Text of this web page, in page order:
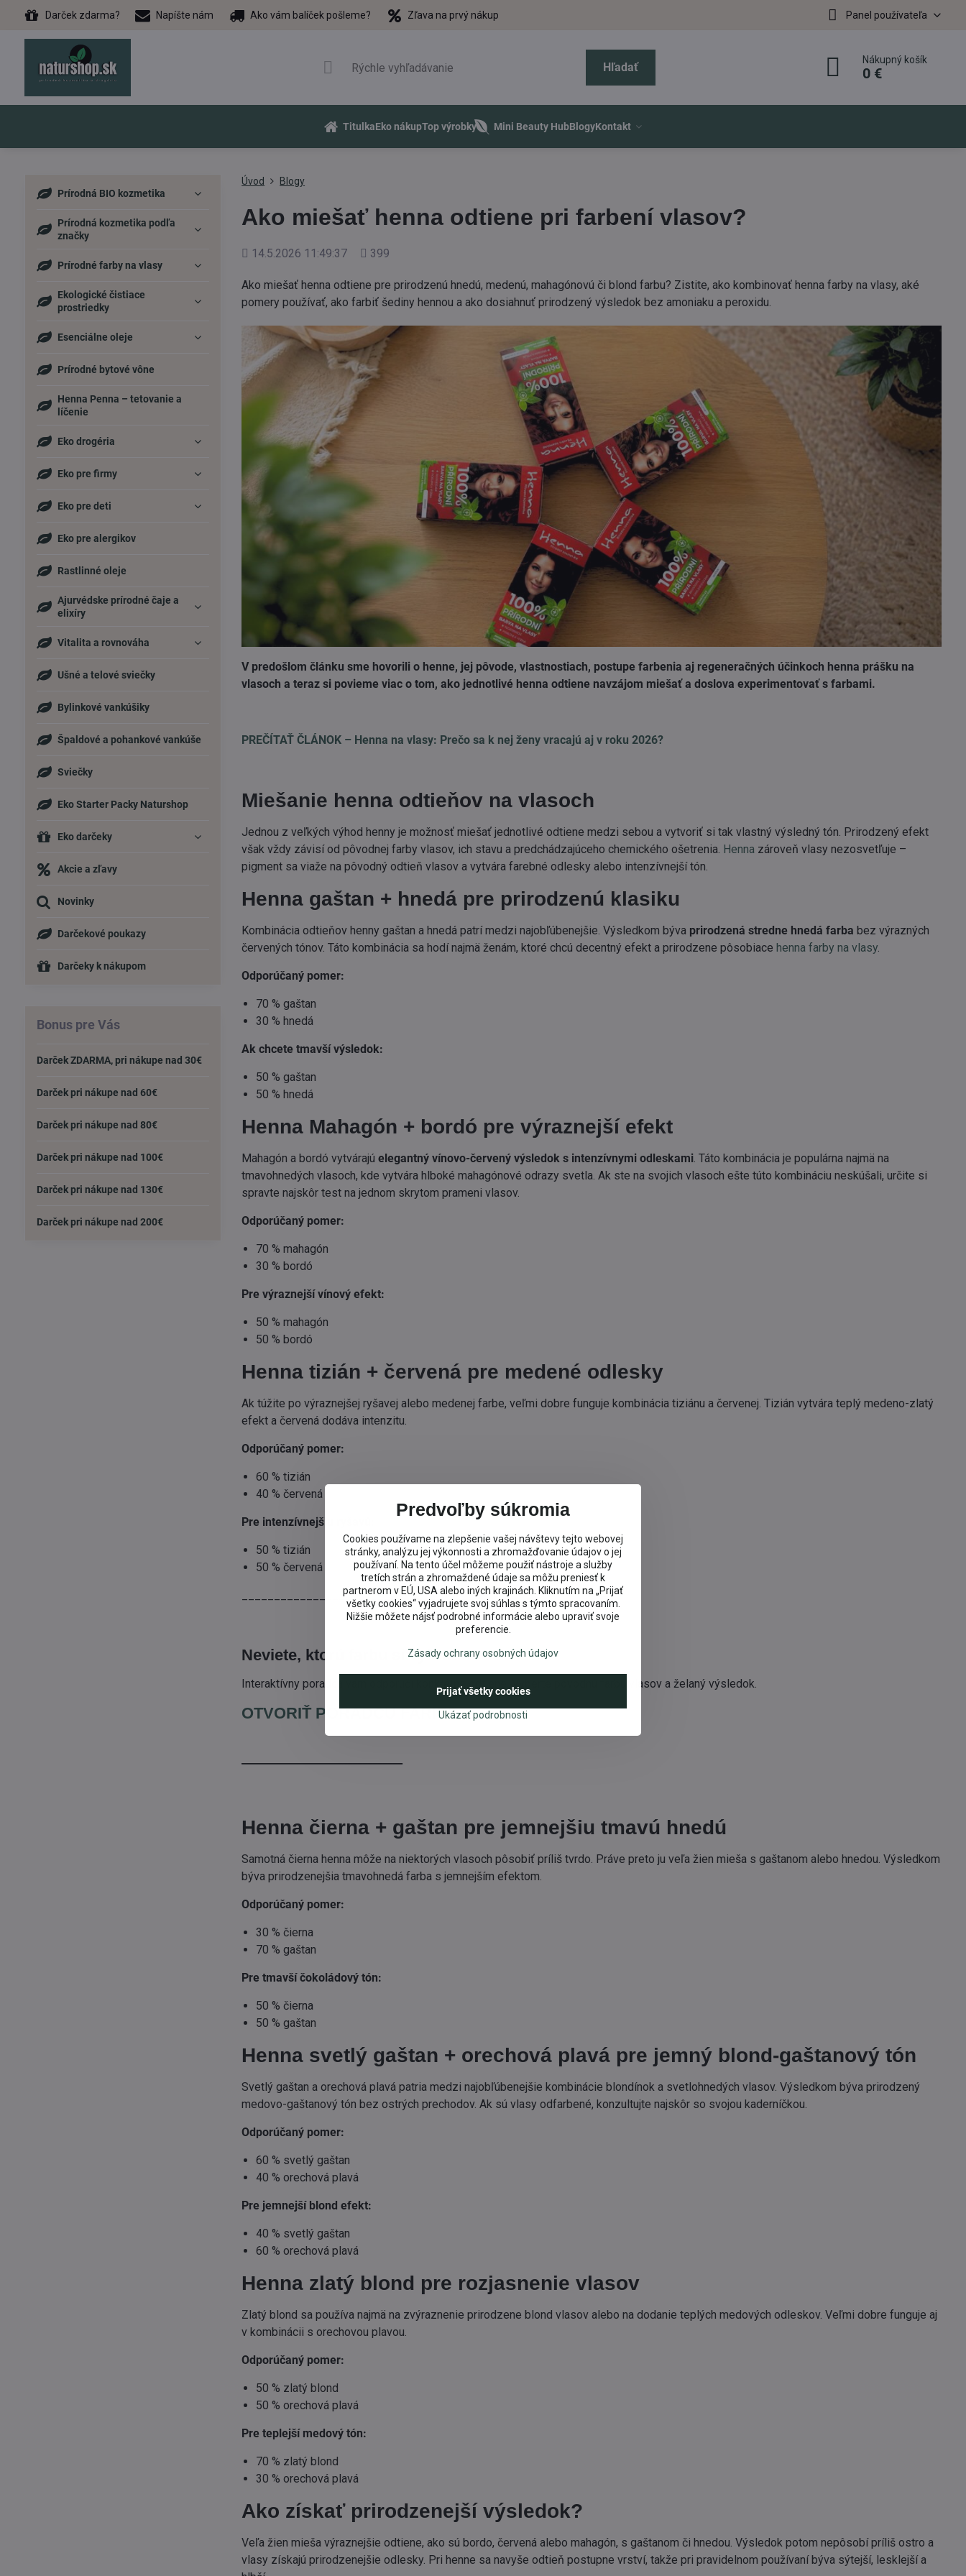
Darček zdarma? Napíšte nám Ako vám balíček pošleme? Zľava na prvý nákup Panel používateľa
Hľadať
Nákupný košík
0 €
TitulkaEko nákupTop výrobky Mini Beauty HubBlogyKontakt
Úvod Blogy
Ako miešať henna odtiene pri farbení vlasov?
Pridané
14.5.2026 11:49:37
Počet
399
Ako miešať henna odtiene pre prirodzenú hnedú, medenú, mahagónovú či blond farbu? Zistite, ako kombinovať henna farby na vlasy, aké
pomery používať, ako farbiť šediny hennou a ako dosiahnuť prirodzený výsledok bez amoniaku a peroxidu.
V predošlom článku sme hovorili o henne, jej pôvode, vlastnostiach, postupe farbenia aj regeneračných účinkoch henna prášku na
vlasoch a teraz si povieme viac o tom, ako jednotlivé henna odtiene navzájom miešať a doslova experimentovať s farbami.
PREČÍTAŤ ČLÁNOK – Henna na vlasy: Prečo sa k nej ženy vracajú aj v roku 2026?
Miešanie henna odtieňov na vlasoch
Jednou z veľkých výhod henny je možnosť miešať jednotlivé odtiene medzi sebou a vytvoriť si tak vlastný výsledný tón. Prirodzený efekt
však vždy závisí od pôvodnej farby vlasov, ich stavu a predchádzajúceho chemického ošetrenia. Henna zároveň vlasy nezosvetľuje –
pigment sa viaže na pôvodný odtieň vlasov a vytvára farebné odlesky alebo intenzívnejší tón.
Henna gaštan + hnedá pre prirodzenú klasiku
Kombinácia odtieňov henny gaštan a hnedá patrí medzi najobľúbenejšie. Výsledkom býva prirodzená stredne hnedá farbabez výrazných
červených tónov. Táto kombinácia sa hodí najmä ženám, ktoré chcú decentný efekt a prirodzene pôsobiacehenna farby na vlasy.
Odporúčaný pomer:
70 % gaštan
30 % hnedá
Ak chcete tmavší výsledok:
50 % gaštan
50 % hnedá
Henna Mahagón + bordó pre výraznejší efekt
Mahagón a bordó vytvárajúelegantný vínovo-červený výsledok s intenzívnymi odleskami. Táto kombinácia je populárna najmä na
tmavohnedých vlasoch, kde vytvára hlboké mahagónové odrazy svetla. Ak ste na svojich vlasoch ešte túto kombináciu neskúšali, určite si
spravte najskôr test na jednom skrytom prameni vlasov.
Odporúčaný pomer:
70 % mahagón
30 % bordó
Pre výraznejší vínový efekt:
50 % mahagón
50 % bordó
Henna tizián + červená pre medené odlesky
Ak túžite po výraznejšej ryšavej alebo medenej farbe, veľmi dobre funguje kombinácia tiziánu a červenej. Tizián vytvára teplý medeno-zlatý
efekt a červená dodáva intenzitu.
Odporúčaný pomer:
60 % tizián
40 % červená
Pre intenzívnejšiu ryšavú:
50 % tizián
50 % červená
____________________________________
Neviete, ktorú farbu si vybrať?
Interaktívny poradca vám odporučí konkrétne odtiene. Vyberte pôvodnú farbu vlasov a želaný výsledok.
OTVORIŤ PORADCU FARIEB
Henna čierna + gaštan pre jemnejšiu tmavú hnedú
Samotná čierna henna môže na niektorých vlasoch pôsobiť príliš tvrdo. Práve preto ju veľa žien mieša s gaštanom alebo hnedou. Výsledkom
býva prirodzenejšia tmavohnedá farba s jemnejším efektom.
Odporúčaný pomer:
30 % čierna
70 % gaštan
Pre tmavší čokoládový tón:
50 % čierna
50 % gaštan
Henna svetlý gaštan + orechová plavá pre jemný blond-gaštanový tón
Svetlý gaštan a orechová plavá patria medzi najobľúbenejšie kombinácie blondínok a svetlohnedých vlasov. Výsledkom býva prirodzený
medovo-gaštanový tón bez ostrých prechodov. Ak sú vlasy odfarbené, konzultujte najskôr so svojou kaderníčkou.
Odporúčaný pomer:
60 % svetlý gaštan
40 % orechová plavá
Pre jemnejší blond efekt:
40 % svetlý gaštan
60 % orechová plavá
Henna zlatý blond pre rozjasnenie vlasov
Zlatý blond sa používa najmä na zvýraznenie prirodzene blond vlasov alebo na dodanie teplých medových odleskov. Veľmi dobre funguje aj
v kombinácii s orechovou plavou.
Odporúčaný pomer:
50 % zlatý blond
50 % orechová plavá
Pre teplejší medový tón:
70 % zlatý blond
30 % orechová plavá
Ako získať prirodzenejší výsledok?
Veľa žien mieša výraznejšie odtiene, ako sú bordo, červená alebo mahagón, s gaštanom či hnedou. Výsledok potom nepôsobí príliš ostro a
vlasy získajú prirodzenejšie odlesky. Pri henne sa navyše odtieň postupne vrství, takže pri pravidelnom používaní býva sýtejší, lesklejší a
Prírodná BIO kozmetika
Prírodná kozmetika podľa
značky
Prírodné farby na vlasy
Ekologické čistiace
prostriedky
Esenciálne oleje
Prírodné bytové vône
Henna Penna – tetovanie a
líčenie
Eko drogéria
Eko pre firmy
Eko pre deti
Eko pre alergikov
Rastlinné oleje
Ajurvédske prírodné čaje a
elixíry
Vitalita a rovnováha
Ušné a telové sviečky
Bylinkové vankúšiky
Špaldové a pohankové vankúše
Sviečky
Eko Starter Packy Naturshop
Eko darčeky
Akcie a zľavy
Novinky
Darčekové poukazy
Darčeky k nákupom
Bonus pre Vás
Darček ZDARMA, pri nákupe nad 30€
Darček pri nákupe nad 60€
Darček pri nákupe nad 80€
Darček pri nákupe nad 100€
Darček pri nákupe nad 130€
Darček pri nákupe nad 200€
Predvoľby súkromia
Cookies používame na zlepšenie vašej návštevy tejto webovej
stránky, analýzu jej výkonnosti a zhromažďovanie údajov o jej
používaní. Na tento účel môžeme použiť nástroje a služby
tretích strán a zhromaždené údaje sa môžu preniesť k
partnerom v EÚ, USA alebo iných krajinách. Kliknutím na „Prijať
všetky cookies“ vyjadrujete svoj súhlas s týmto spracovaním.
Nižšie môžete nájsť podrobné informácie alebo upraviť svoje
preferencie.
Zásady ochrany osobných údajov
Ukázať podrobnosti
Prijať všetky cookies